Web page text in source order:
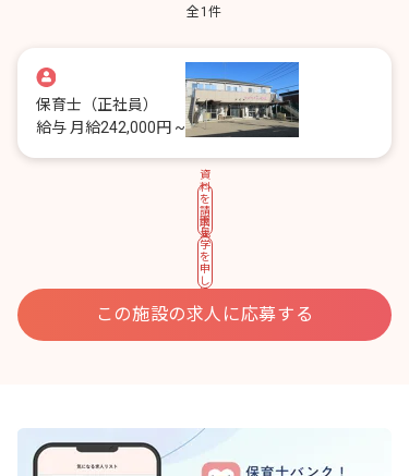
全 1件
保育士 （正社員）
給与 月給242,000円 ~
資
料
を
請
求
す
る
園
見
学
を
申
し
む
この施設の求人に応募する